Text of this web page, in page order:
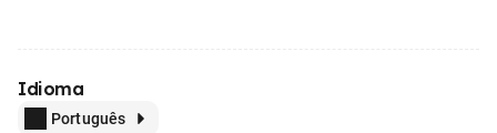
Idioma
Português